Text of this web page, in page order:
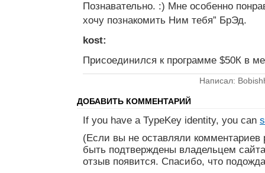
Познавательно. :) Мне особенно
хочу познакомить Ним тебя” БрЭд.
kost:
Присоединился к программе $50К в
Написал:
ДОБАВИТЬ КОММЕНТАРИЙ
If you have a TypeKey identity, you can
(Если вы не оставляли
быть подтверждены владельцем
отзыв появится. Спасибо, что